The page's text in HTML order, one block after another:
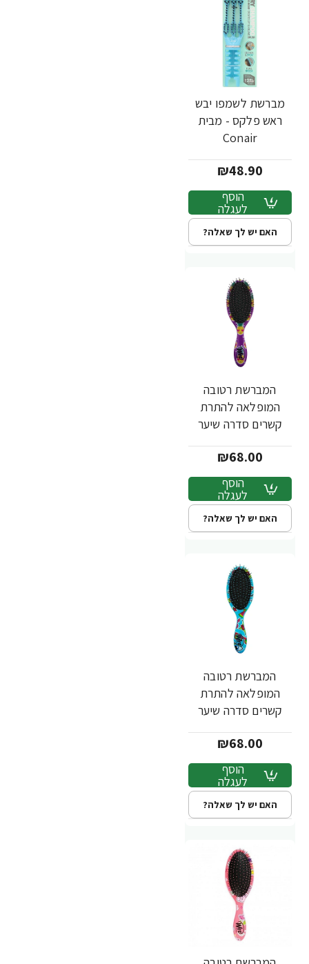
מברשת לשמפו יבש
ראש פלקס - מבית
Conair
₪48.90
הוסף
לעגלה
האם יש לך שאלה?
המברשת רטובה
המופלאה להתרת
קשרים סדרה שיער
מבית Wet Brush₪68.00
הוסף
לעגלה
האם יש לך שאלה?
המברשת רטובה
המופלאה להתרת
קשרים סדרה שיער
מבית Wet Brush₪68.00
הוסף
לעגלה
האם יש לך שאלה?